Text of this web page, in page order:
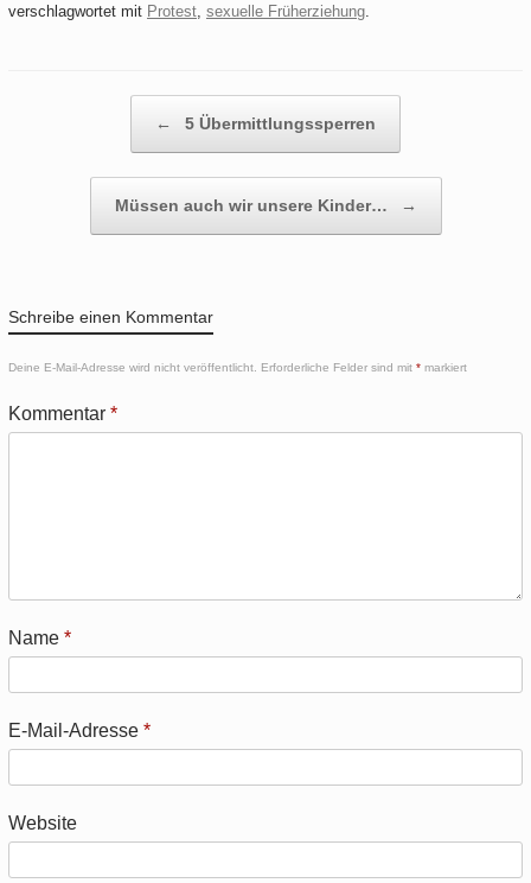
verschlagwortet mit Protest sexuelle Früherziehung
← 5 Übermittlungssperren
Müssen auch wir unsere Kinder… →
Schreibe einen Kommentar
Deine E-Mail-Adresse wird nicht veröffentlicht. Erforderliche Felder sind mit * markiert
Kommentar *
Name *
E-Mail-Adresse *
Website